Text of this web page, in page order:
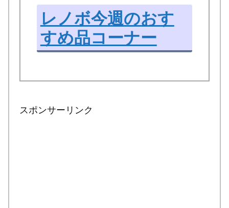
レノボ今週のおす
すめ品コーナー
スポンサーリンク